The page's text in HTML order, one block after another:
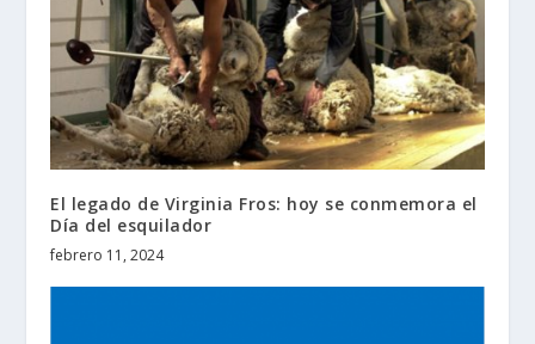
El legado de Virginia Fros: hoy se conmemora el
Día del esquilador
febrero 11, 2024